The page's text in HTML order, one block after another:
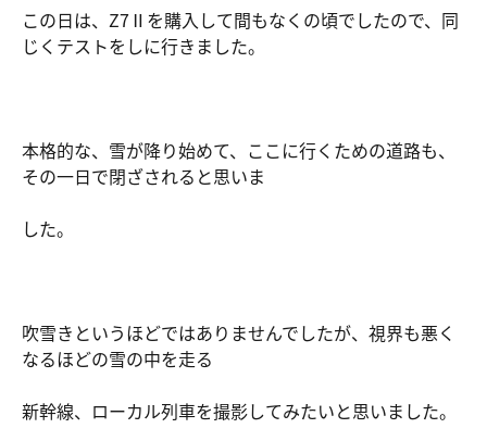
この日は、Z7Ⅱを購入して間もなくの頃でしたので、同
じくテストをしに行きました。
本格的な、雪が降り始めて、ここに行くための道路も、
その一日で閉ざされると思いま
した。
吹雪きというほどではありませんでしたが、視界も悪く
なるほどの雪の中を走る
新幹線、ローカル列車を撮影してみたいと思いました。